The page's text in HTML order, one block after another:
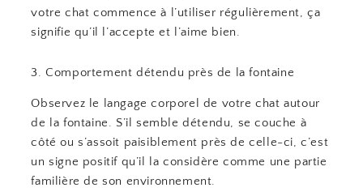
votre chat commence à l’utiliser régulièrement, ça
signifie qu’il l’accepte et l’aime bien.
3. Comportement détendu près de la fontaine
Observez le langage corporel de votre chat autour
de la fontaine. S’il semble détendu, se couche à
côté ou s’assoit paisiblement près de celle-ci, c’est
un signe positif qu’il la considère comme une partie
familière de son environnement.